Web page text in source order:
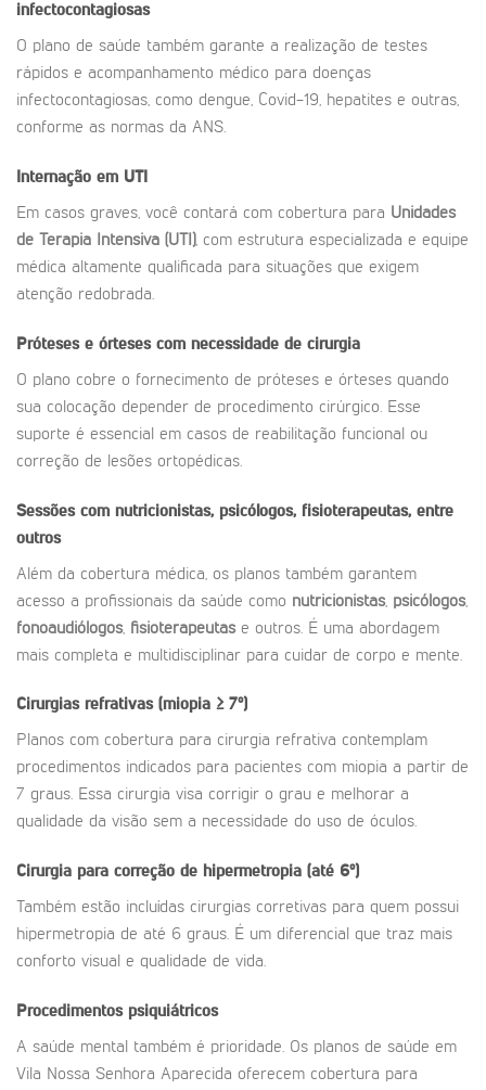
infectocontagiosas
O plano de saúde também garante a realização de testes
rápidos e acompanhamento médico para doenças
infectocontagiosas, como dengue, Covid-19, hepatites e outras,
conforme as normas da ANS.
Internação em UTI
Em casos graves, você contará com cobertura para Unidades
de Terapia Intensiva (UTI), com estrutura especializada e equipe
médica altamente qualificada para situações que exigem
atenção redobrada.
Próteses e órteses com necessidade de cirurgia
O plano cobre o fornecimento de próteses e órteses quando
sua colocação depender de procedimento cirúrgico. Esse
suporte é essencial em casos de reabilitação funcional ou
correção de lesões ortopédicas.
Sessões com nutricionistas, psicólogos, fisioterapeutas, entre
outros
Além da cobertura médica, os planos também garantem
acesso a profissionais da saúde como nutricionistas, psicólogos,
fonoaudiólogos, fisioterapeutase outros. É uma abordagem
mais completa e multidisciplinar para cuidar de corpo e mente.
Cirurgias refrativas (miopia ≥ 7º)
Planos com cobertura para cirurgia refrativa contemplam
procedimentos indicados para pacientes com miopia a partir de
7 graus. Essa cirurgia visa corrigir o grau e melhorar a
qualidade da visão sem a necessidade do uso de óculos.
Cirurgia para correção de hipermetropia (até 6º)
Também estão incluídas cirurgias corretivas para quem possui
hipermetropia de até 6 graus. É um diferencial que traz mais
conforto visual e qualidade de vida.
Procedimentos psiquiátricos
A saúde mental também é prioridade. Os planos de saúde em
Vila Nossa Senhora Aparecida oferecem cobertura para